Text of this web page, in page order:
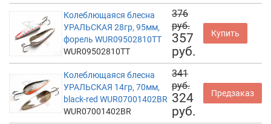
Колеблющаяся блесна
УРАЛЬСКАЯ 28гр, 95мм,
форель WUR09502810TT
WUR09502810TT
376
руб.
357
руб.
Купить
Колеблющаяся блесна
УРАЛЬСКАЯ 14гр, 70мм,
black-red WUR07001402BR
WUR07001402BR
341
руб.
324
руб.
Предзаказ